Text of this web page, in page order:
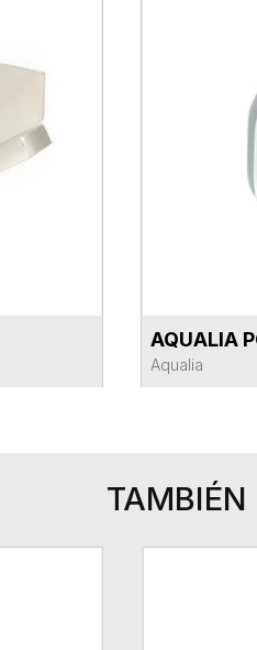
AQUALIA
Aqualia
TAMBIÉN